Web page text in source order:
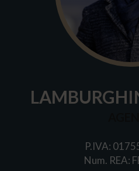
P.IVA:
Num. REA: